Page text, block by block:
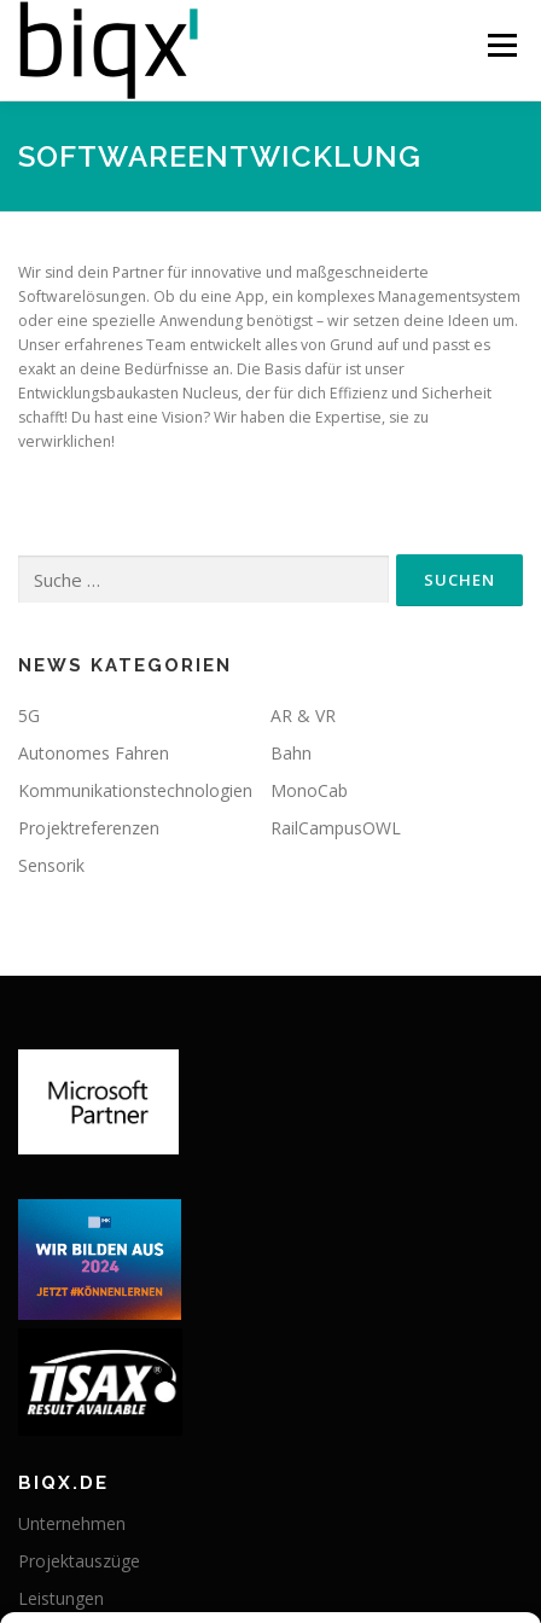
Inhalt
springen
Menü
BUSINESS INTELLIGENCE INTERNET OF THINGS
SOFTWAREENTWICKLUNG
Wir sind dein Partner für innovative und maßgeschneiderte
Softwarelösungen. Ob du eine App, ein komplexes Managementsystem
oder eine spezielle Anwendung benötigst – wir setzen deine Ideen um.
Unser erfahrenes Team entwickelt alles von Grund auf und passt es
exakt an deine Bedürfnisse an. Die Basis dafür ist unser
Entwicklungsbaukasten Nucleus, der für dich Effizienz und Sicherheit
schafft! Du hast eine Vision? Wir haben die Expertise, sie zu
verwirklichen!
nach:
NEWS KATEGORIEN
5G
AR & VR
Autonomes Fahren
Bahn
Kommunikationstechnologien
MonoCab
Projektreferenzen
RailCampusOWL
Sensorik
BIQX.DE
Unternehmen
Projektauszüge
Leistungen